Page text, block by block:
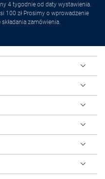
4 tygodnie od daty wystawienia.
100 zł Prosimy o wprowadzenie
zamówienia.